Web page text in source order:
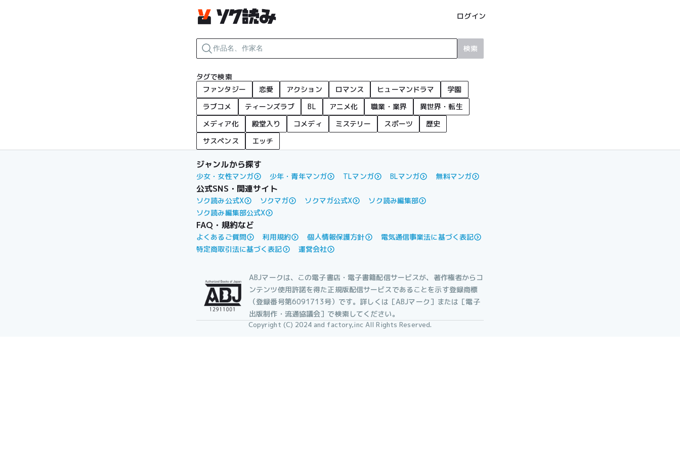
ログイン
検索
タグで検索
ファンタジー
恋愛 アクション ロマンス ヒューマンドラマ
学園
ラブコメ
ティーンズラブ BL アニメ化 職業・業界
異世界・転生
メディア化
殿堂入り コメディ ミステリー スポーツ
歴史
サスペンス
エッチ
ジャンルから探す
少女・女性マンガ 少年・青年マンガ TLマンガ BLマンガ 無料マンガ
公式SNS・関連サイト
ソク読み公式X ソクマガ ソクマガ公式X
ソク読み編集部
ソク読み編集部公式X
FAQ・規約など
よくあるご質問 利用規約 個人情報保護方針
電気通信事業法に基づく表記
特定商取引法に基づく表記
運営会社
ABJマークは、この電子書店・電子書籍配信サービスが、著作権者からコ
ンテンツ使用許諾を得た正規版配信サービスであることを示す登録商標
（登録番号第6091713号）です。詳しくは［ABJマーク］または［電子
出版制作・流通協議会］で検索してください。
Copyright (C) 2024 and factory,inc All Rights Reserved.